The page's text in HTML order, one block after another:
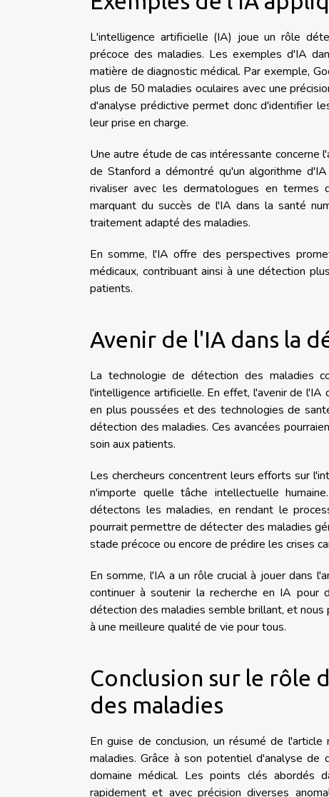
L'intelligence artificielle (IA) joue un rôle
précoce des maladies. Les exemples d'IA
matière de diagnostic médical. Par exemple,
plus de 50 maladies oculaires avec une
d'analyse prédictive permet donc d'identifier
leur prise en charge.
Une autre étude de cas intéressante concerne
de Stanford a démontré qu'un algorithme
rivaliser avec les dermatologues en termes
marquant du succès de l'IA dans la santé
traitement adapté des maladies.
En somme, l'IA offre des perspectives
médicaux, contribuant ainsi à une détection
patients.
Avenir de l'IA dans la
La technologie de détection des maladies
l'intelligence artificielle. En effet, l'avenir de
en plus poussées et des technologies de
détection des maladies. Ces avancées
soin aux patients.
Les chercheurs concentrent leurs efforts sur
n'importe quelle tâche intellectuelle
détectons les maladies, en rendant le
pourrait permettre de détecter des maladies
stade précoce ou encore de prédire les crises
En somme, l'IA a un rôle crucial à jouer dans
continuer à soutenir la recherche en IA pour
détection des maladies semble brillant, et
à une meilleure qualité de vie pour tous.
Conclusion sur le rôle
des maladies
En guise de conclusion, un résumé de
maladies. Grâce à son potentiel d'analyse
domaine médical. Les points clés abordés
rapidement et avec précision diverses